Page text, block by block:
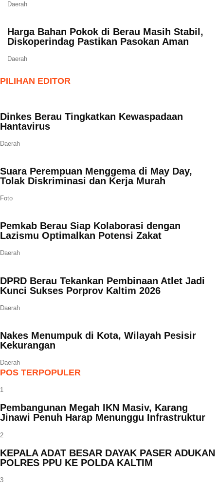
Daerah
Harga Bahan Pokok di Berau Masih Stabil,
Diskoperindag Pastikan Pasokan Aman
Daerah
PILIHAN EDITOR
Dinkes Berau Tingkatkan Kewaspadaan
Hantavirus
Daerah
Suara Perempuan Menggema di May Day,
Tolak Diskriminasi dan Kerja Murah
Foto
Pemkab Berau Siap Kolaborasi dengan
Lazismu Optimalkan Potensi Zakat
Daerah
DPRD Berau Tekankan Pembinaan Atlet Jadi
Kunci Sukses Porprov Kaltim 2026
Daerah
Nakes Menumpuk di Kota, Wilayah Pesisir
Kekurangan
Daerah
POS TERPOPULER
1
Pembangunan Megah IKN Masiv, Karang
Jinawi Penuh Harap Menunggu Infrastruktur
2
KEPALA ADAT BESAR DAYAK PASER ADUKAN
POLRES PPU KE POLDA KALTIM
3